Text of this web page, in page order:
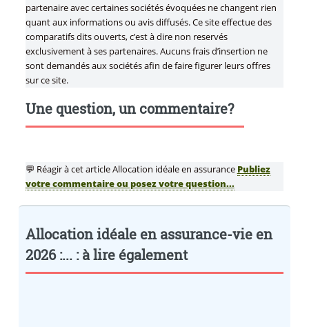
partenaire avec certaines sociétés évoquées ne changent rien
quant aux informations ou avis diffusés. Ce site effectue des
comparatifs dits ouverts, c’est à dire non reservés
exclusivement à ses partenaires. Aucuns frais d’insertion ne
sont demandés aux sociétés afin de faire figurer leurs offres
sur ce site.
Une question, un commentaire?
💬 Réagir à cet article Allocation idéale en assurance Publiez
votre commentaire ou posez votre question...
Allocation idéale en assurance-vie en
2026 :... : à lire également